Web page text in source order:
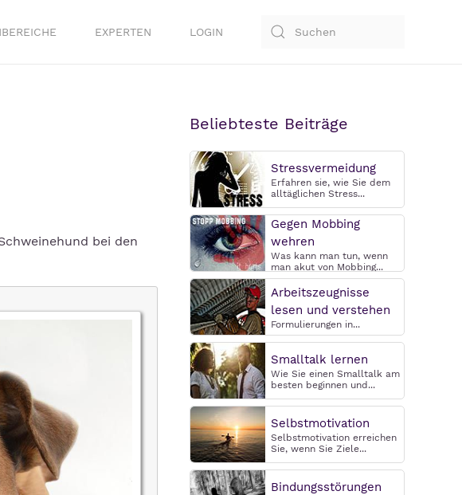
EXPERTEN LOGIN
bei den
Beliebteste Beiträge
Stressvermeidung
Erfahren sie, wie Sie dem
alltäglichen Stress...
Gegen Mobbing
wehren
Was kann man tun, wenn
man akut von Mobbing...
Arbeitszeugnisse
lesen und verstehen
Formulierungen in...
Smalltalk lernen
Wie Sie einen Smalltalk am
besten beginnen und...
Selbstmotivation
Selbstmotivation erreichen
Sie, wenn Sie Ziele...
Bindungsstörungen